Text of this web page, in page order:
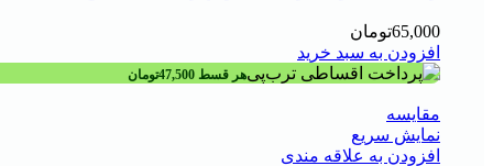
65,000تومان
افزودن به سبد خرید
هر قسط 47,500تومان
مقايسه
نمایش سریع
افزودن به علاقه مندی